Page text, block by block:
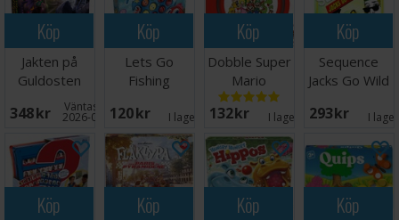
Köp
Jakten på
Guldosten
Brädspel
348 SEK Väntas in:
2026-08-17
Köp
Lets Go
Fishing
120 SEK I lager:
Köp
Dobble Super
Mario
Brädspel
132 SEK I lager: 6
Köp
Sequence
Jacks Go Wild
293 SEK I
Köp Köp Köp Köp